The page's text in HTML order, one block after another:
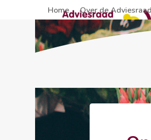
Home Over de Adviesraad